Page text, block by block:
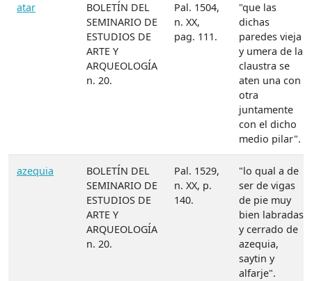
atar
BOLETÍN DEL
SEMINARIO DE
ESTUDIOS DE
ARTE Y
ARQUEOLOGÍA
n. 20.
Pal. 1504,
n. XX,
pag. 111.
"que las
dichas
paredes vieja
y umera de la
claustra se
aten una con
otra
juntamente
con el dicho
medio pilar".
azequia
BOLETÍN DEL
SEMINARIO DE
ESTUDIOS DE
ARTE Y
ARQUEOLOGÍA
n. 20.
Pal. 1529,
n. XX, p.
140.
"lo qual a de
ser de vigas
de pie muy
bien labradas
y cerrado de
azequia,
saytin y
alfarje".